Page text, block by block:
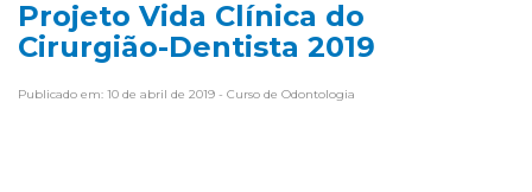
Projeto Vida Clínica do
Cirurgião-Dentista 2019
Publicado em: 10 de abril de 2019 - Curso de Odontologia